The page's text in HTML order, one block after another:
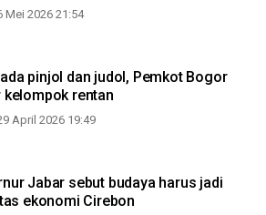
Mei 2026 21:54
pinjol dan judol, Pemkot Bogor
kelompok rentan
April 2026 19:49
Jabar sebut budaya harus jadi
ekonomi Cirebon